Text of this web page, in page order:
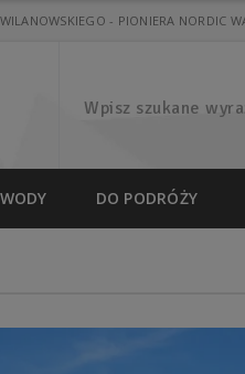
- PIONIERA NORDIC
DO PODRÓŻY